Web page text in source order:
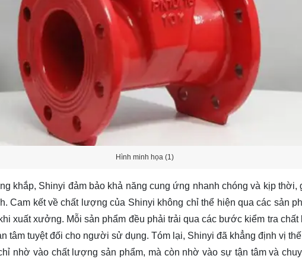
Hình minh họa (1)
khắp, Shinyi đảm bảo khả năng cung ứng nhanh chóng và kịp thời,
Cam kết về chất lượng của Shinyi không chỉ thể hiện qua các sản
xuất xưởng. Mỗi sản phẩm đều phải trải qua các bước kiểm tra
tâm tuyệt đối cho người sử dụng. Tóm lại, Shinyi đã khẳng định vị
nhờ vào chất lượng sản phẩm, mà còn nhờ vào sự tận tâm và